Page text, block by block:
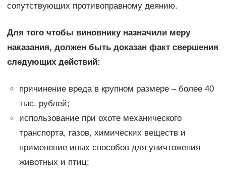
сопутствующих противоправному деянию.
Для того чтобы виновнику назначили меру
наказания, должен быть доказан факт свершения
следующих действий:
причинение вреда в крупном размере – более 40
тыс. рублей;
использование при охоте механического
транспорта, газов, химических веществ и
применение иных способов для уничтожения
животных и птиц;